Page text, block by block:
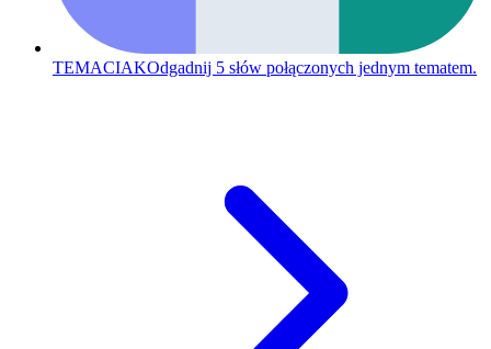
TEMACIAKOdgadnij 5 słów połączonych jednym tematem.